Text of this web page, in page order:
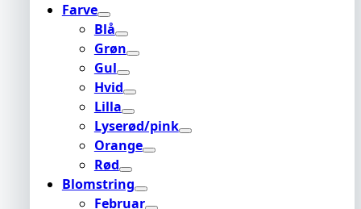
Farve
Blå
Grøn
Gul
Hvid
Lilla
Lyserød/pink
Orange
Rød
Blomstring
Februar